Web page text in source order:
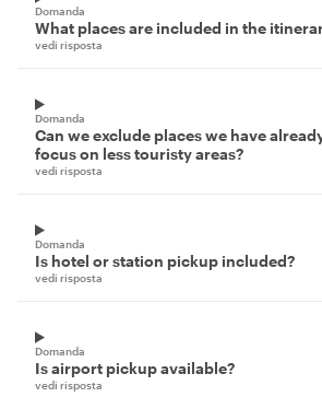
Domanda
What places are included in the
vedi risposta
Domanda
Can we exclude places we have
focus on less touristy areas?
vedi risposta
Domanda
Is hotel or station pickup included?
vedi risposta
Domanda
Is airport pickup available?
vedi risposta